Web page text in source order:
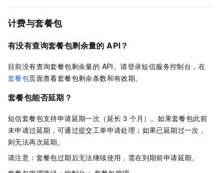
计费与套餐包
有没有查询套餐包剩余量的 API？
目前没有查询套餐包剩余量的 API。请登录短信服务控制台，在
套餐包页面查看套餐包剩余条数和有效期。
套餐包能否延期？
短信套餐包支持申请延期一次（延长 3 个月）。如果套餐包此前
未申请过延期，可通过提交工单申请处理；如果已延期过一次，
则无法再次延期。
请注意：套餐包过期后无法继续使用，需在到期前申请延期。